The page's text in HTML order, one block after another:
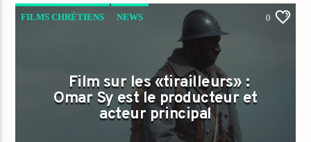
FILMS CHRÉTIENS NEWS 0
Film sur les «tirailleurs» :
Omar Sy est le producteur et
acteur principal